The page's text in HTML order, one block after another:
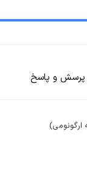
پرسش و پاسخ